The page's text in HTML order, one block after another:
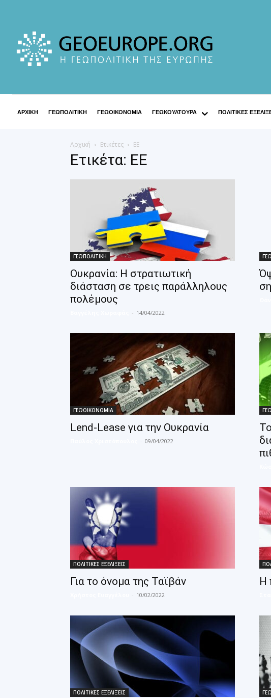
ΑΡΧΙΚΗ ΓΕΩΠΟΛΙΤΙΚΗ ΓΕΩΟΙΚΟΝΟΜΙΑ ΓΕΩΚΟΥΛΤΟΥΡΑ ΠΟΛΙΤΙΚΕΣ
Αρχική Ετικέτες ΕΕ
Ετικέτα: ΕΕ
ΓΕΩΠΟΛΙΤΙΚΗ
Ουκρανία: Η στρατιωτική
διάσταση σε τρεις παράλληλους
πολέμους
- 14/04/2022
ΓΕΩΟΙΚΟΝΟΜΙΑ
Lend-Lease για την Ουκρανία
- 09/04/2022
ΠΟΛΙΤΙΚΕΣ ΕΞΕΛΙΞΕΙΣ
Για το όνομα της Ταϊβάν
- 10/02/2022
Η
ΠΟΛΙΤΙΚΕΣ ΕΞΕΛΙΞΕΙΣ